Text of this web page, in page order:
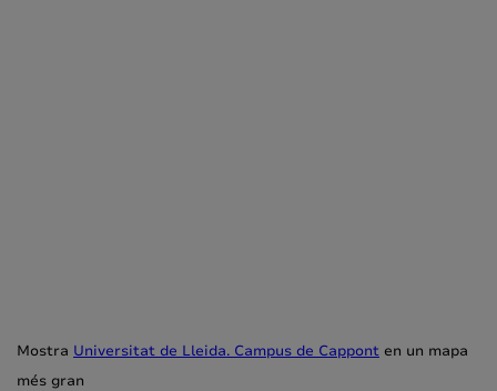
Mostra Universitat de Lleida. Campus de Cappont en un mapa
més gran